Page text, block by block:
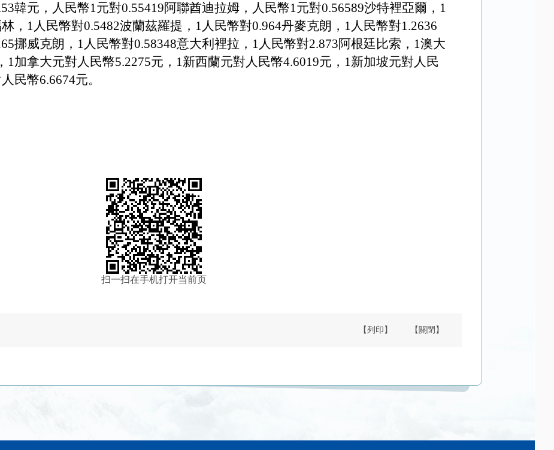
韓元， 人民幣1元對0.55419阿聯酋迪拉姆，人民幣1元對0.56589沙特裡亞爾，1
，1人民幣對0.5482波蘭茲羅提，1人民幣對0.964丹麥克朗，1人民幣對1.2636
挪威克朗，1人民幣對0.58348意大利裡拉，1人民幣對2.873阿根廷比索， 1澳大
1加拿大元對人民幣5.2275元，1新西蘭元對人民幣4.6019元，1新加坡元對人民
民幣6.6674元。
扫一扫在手机打开当前页
【列印】 【關閉】